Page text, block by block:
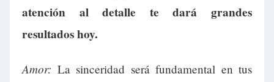
atención al detalle te dará grandes
resultados hoy.
Amor: La sinceridad será fundamental en tus